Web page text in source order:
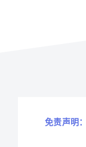
免责声明：